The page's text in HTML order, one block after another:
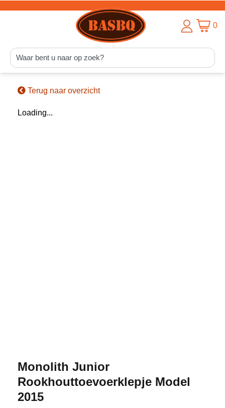
0
Terug naar overzicht
Loading...
Monolith Junior
Rookhouttoevoerklepje Model
2015